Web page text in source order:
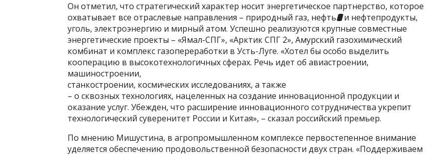
Он отметил, что стратегический характер носит энергетическое партнерство, которое
охватывает все отраслевые направления – природный газ, нефть🛢и нефтепродукты,
уголь, электроэнергию и мирный атом. Успешно реализуются крупные совместные
энергетические проекты – «Ямал-СПГ», «Арктик СПГ 2», Амурский газохимический
комбинат и комплекс газопереработки в Усть-Луге. «Хотел бы особо выделить
кооперацию в высокотехнологичных сферах. Речь идет об авиастроении,
машиностроении,
станкостроении, космических исследованиях, а также
– о сквозных технологиях, нацеленных на создание инновационной продукции и
оказание услуг. Убежден, что расширение инновационного сотрудничества укрепит
технологический суверенитет России и Китая», – сказал российский премьер.
По мнению Мишустина, в агропромышленном комплексе первостепенное внимание
уделяется обеспечению продовольственной безопасности двух стран. «Поддерживаем